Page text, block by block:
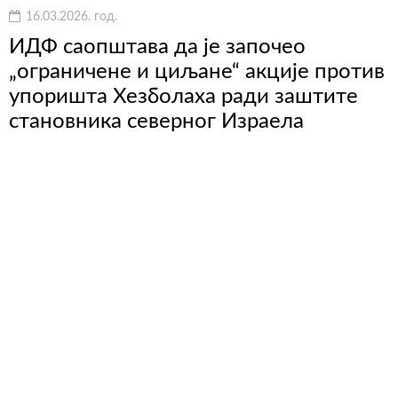
16.03.2026. год.
ИДФ саопштава да је започео
„ограничене и циљане“ акције против
упоришта Хезболаха ради заштите
становника северног Израела